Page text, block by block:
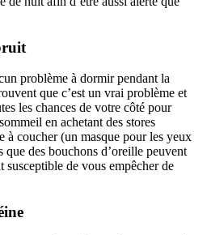
problème à dormir pendant la
que c’est un vrai problème et
les chances de votre côté pour
en achetant des stores
à coucher (un masque pour les yeux
que des bouchons d’oreille peuvent
de vous empêcher de